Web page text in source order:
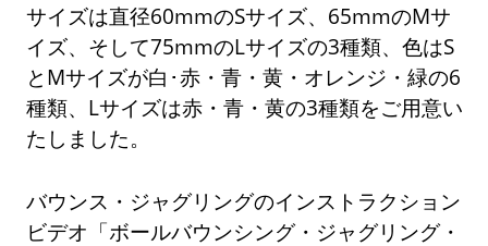
サイズは直径60mmのSサイズ、65mmのMサ
イズ、そして75mmのLサイズの3種類、色はS
とMサイズが白･赤・青・黄・オレンジ・緑の6
種類、Lサイズは赤・青・黄の3種類をご用意い
たしました。
バウンス・ジャグリングのインストラクション
ビデオ「ボールバウンシング・ジャグリング・